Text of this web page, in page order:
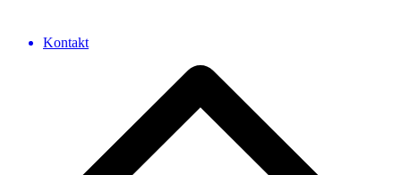
Kontakt